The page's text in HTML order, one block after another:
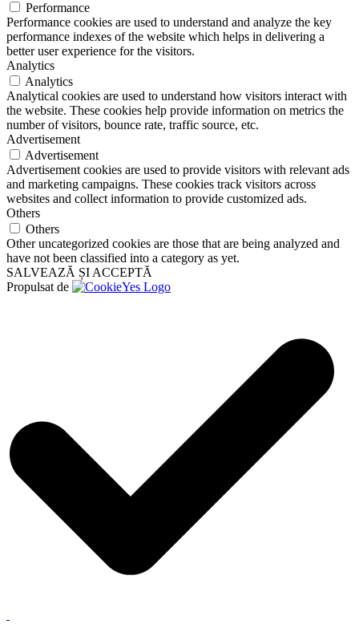
Performance
Performance cookies are used to understand and analyze the key
performance indexes of the website which helps in delivering a
better user experience for the visitors.
Analytics
Analytics
Analytical cookies are used to understand how visitors interact with
the website. These cookies help provide information on metrics the
number of visitors, bounce rate, traffic source, etc.
Advertisement
Advertisement
Advertisement cookies are used to provide visitors with relevant ads
and marketing campaigns. These cookies track visitors across
websites and collect information to provide customized ads.
Others
Others
Other uncategorized cookies are those that are being analyzed and
have not been classified into a category as yet.
SALVEAZĂ ȘI ACCEPTĂ
Propulsat de